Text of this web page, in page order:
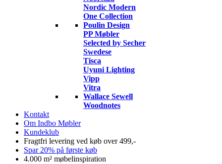
Nordic Modern
One Collection
Poulin Design
PP Møbler
Selected by Secher
Swedese
Tisca
Uyuni Lighting
Vipp
Vitra
Wallace Sewell
Woodnotes
Kontakt
Om Indbo Møbler
Kundeklub
Fragtfri levering ved køb over 499,-
Spar 20% på første køb
4.000 m² møbelinspiration